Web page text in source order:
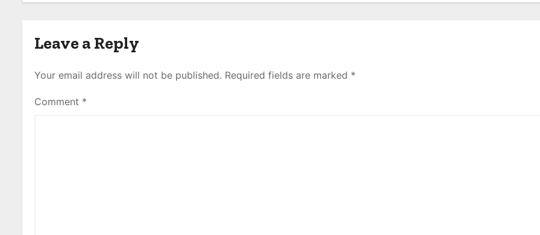
Leave a Reply
Your email address will not be published. Required fields are marked *
Comment *